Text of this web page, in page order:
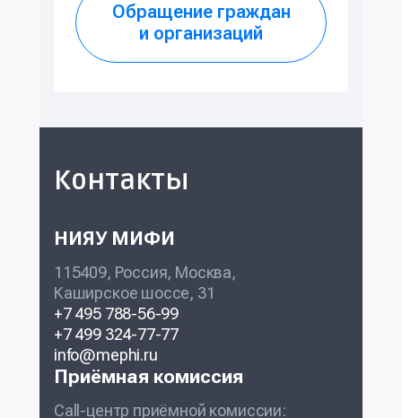
Обращение граждан
и организаций
Контакты
НИЯУ МИФИ
115409, Россия, Москва,
Каширское шоссе, 31
+7 495 788-56-99
+7 499 324-77-77
info@mephi.ru
Приёмная комиссия
Call-центр приёмной комиссии: